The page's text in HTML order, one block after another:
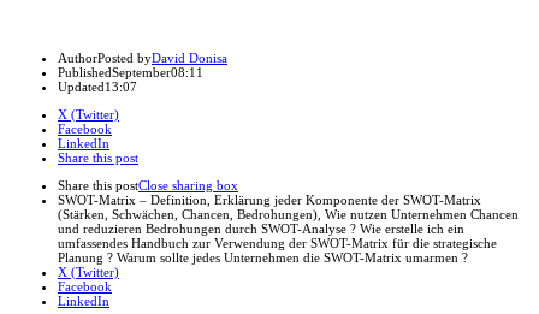
AuthorPosted byDavid Donisa
PublishedSeptember08:11
Updated13:07
X (Twitter)
Facebook
LinkedIn
Share this post
Share this postClose sharing box
SWOT-Matrix – Definition, Erklärung jeder Komponente der SWOT-Matrix
(Stärken, Schwächen, Chancen, Bedrohungen), Wie nutzen Unternehmen Chancen
und reduzieren Bedrohungen durch SWOT-Analyse ? Wie erstelle ich ein
umfassendes Handbuch zur Verwendung der SWOT-Matrix für die strategische
Planung ? Warum sollte jedes Unternehmen die SWOT-Matrix umarmen ?
X (Twitter)
Facebook
LinkedIn